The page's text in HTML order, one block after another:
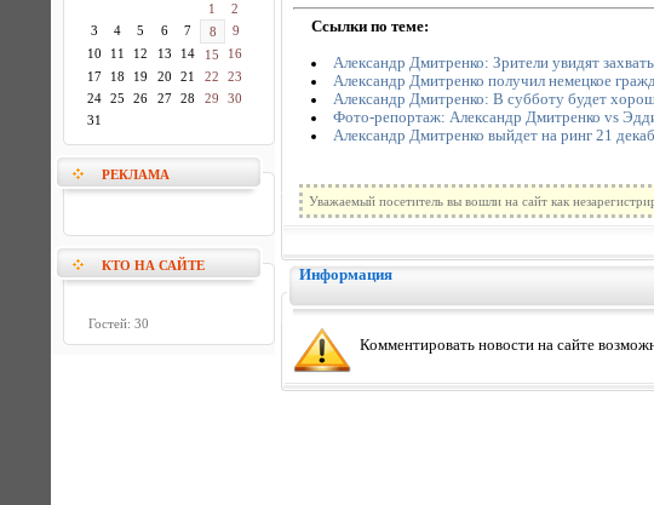
1
2
3
4 5 6 7 8
9
10
11 12 13 14 15
16
17
18 19 20 21 22
23
24
25 26 27 28 29
30
31
РЕКЛАМА
КТО НА САЙТЕ
Гостей: 30
Ссылки по теме:
Александр Дмитренко: Зрители увидят
Александр Дмитренко получил немецкое
Александр Дмитренко: В субботу будет
Фото-репортаж: Александр Дмитренко vs
Александр Дмитренко выйдет на ринг 21
Уважаемый посетитель вы вошли на сайт как
Информация
Комментировать новости на сайте